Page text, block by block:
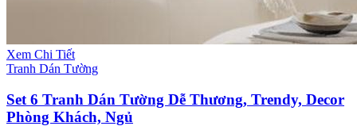
Xem Chi Tiết
Tranh Dán Tường
Set 6 Tranh Dán Tường Dễ Thương, Trendy, Decor
Phòng Khách, Ngủ